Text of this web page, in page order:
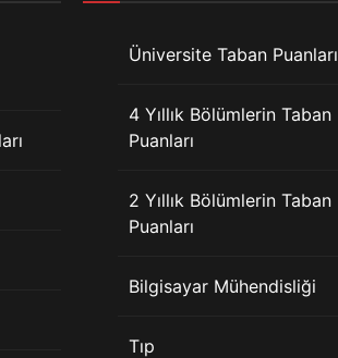
Üniversite Taban Puanları
4 Yıllık Bölümlerin Taban
Puanları
2 Yıllık Bölümlerin Taban
Puanları
Bilgisayar Mühendisliği
Tıp